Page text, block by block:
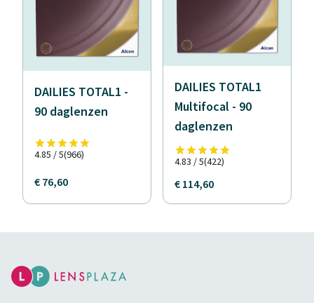
DAILIES TOTAL1 -
90 daglenzen
4.85 / 5(966)
€ 76,60
DAILIES TOTAL1
Multifocal - 90
daglenzen
4.83 / 5(422)
€ 114,60